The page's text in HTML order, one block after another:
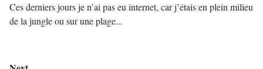
Ces derniers jours je n’ai pas eu internet, car j’étais en plein milieu
de la jungle ou sur une plage...